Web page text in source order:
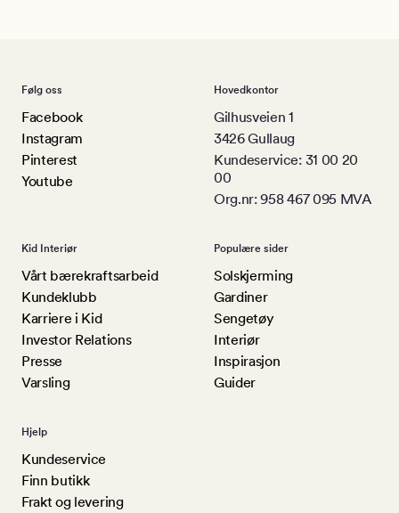
Følg oss
Facebook
Instagram
Pinterest
Youtube
Hovedkontor
Gilhusveien 1
3426 Gullaug
Kundeservice: 31 00 20
00
Org.nr: 958 467 095 MVA
Kid Interiør
Vårt bærekraftsarbeid
Kundeklubb
Karriere i Kid
Investor Relations
Presse
Varsling
Populære sider
Solskjerming
Gardiner
Sengetøy
Interiør
Inspirasjon
Guider
Hjelp
Kundeservice
Finn butikk
Frakt og levering